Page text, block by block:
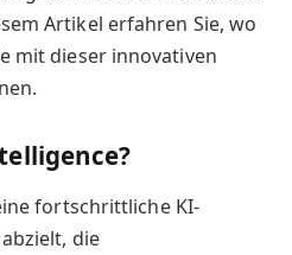
Artikel erfahren Sie, wo
mit dieser innovativen
fortschrittliche KI-
die